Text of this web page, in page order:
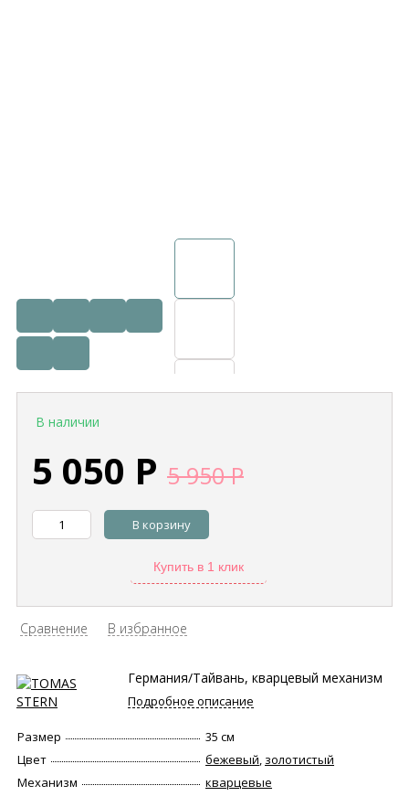
В наличии
5 050 Р 5 950Р
В корзину
Купить в 1 клик
Сравнение В избранное
Германия/Тайвань, кварцевый механизм
Подробное описание
Размер
35 см
Цвет
бежевый, золотистый
Механизм
кварцевые